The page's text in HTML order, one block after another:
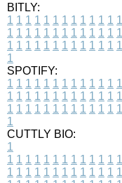
BITLY:
1 1 1 1 1 1 1 1 1 1 1 1 1
1 1 1 1 1 1 1 1 1 1 1 1 1
1 1 1 1 1 1 1 1 1 1 1 1 1
1
SPOTIFY:
1 1 1 1 1 1 1 1 1 1 1 1 1
1 1 1 1 1 1 1 1 1 1 1 1 1
1 1 1 1 1 1 1 1 1 1 1 1 1
1
CUTTLY BIO:
1
1 1 1 1 1 1 1 1 1 1 1 1 1
1 1 1 1 1 1 1 1 1 1 1 1 1